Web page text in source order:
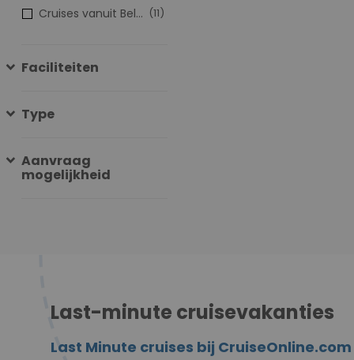
(11)
Cruises vanuit België
Faciliteiten
Type
Aanvraag
mogelijkheid
Last-minute cruisevakanties
Last Minute cruises bij CruiseOnline.com